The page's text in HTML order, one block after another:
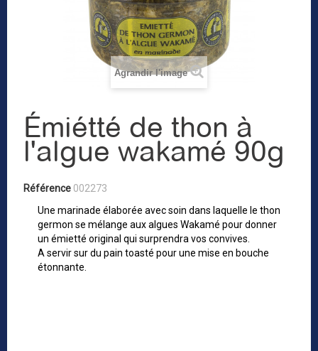
Agrandir l'image
Émiétté de thon à
l'algue wakamé 90g
Référence 002273
Une marinade élaborée avec soin dans laquelle le thon
germon se mélange aux algues Wakamé pour donner
un émietté original qui surprendra vos convives.
A servir sur du pain toasté pour une mise en bouche
étonnante.